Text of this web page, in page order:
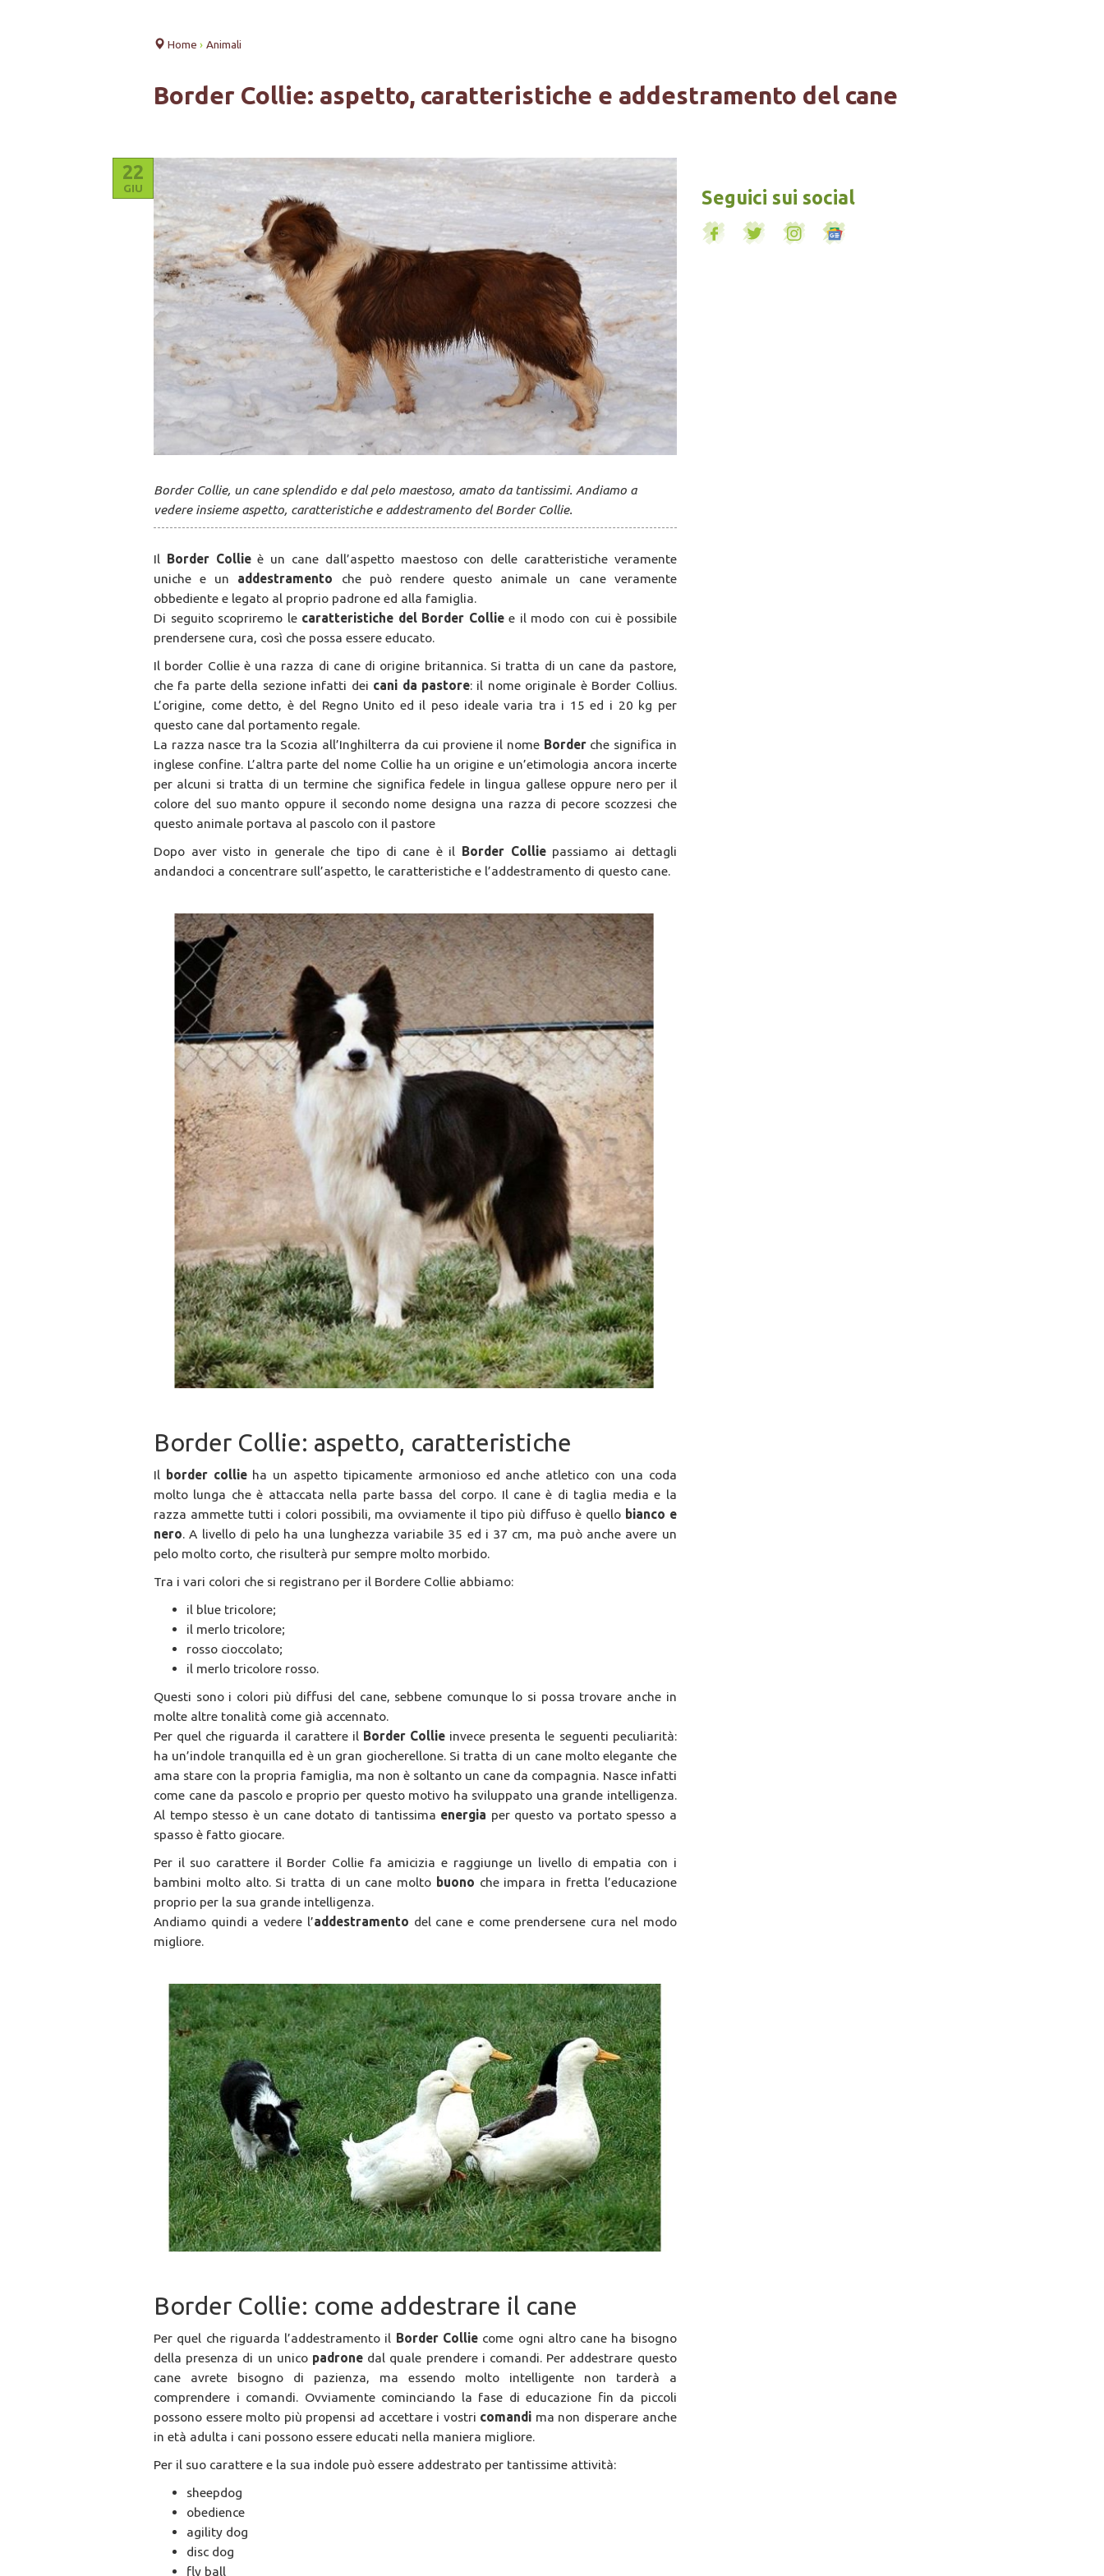
Home › Animali
Border Collie: aspetto, caratteristiche e addestramento del cane
22
GIU
Border Collie, un cane splendido e dal pelo maestoso, amato da tantissimi. Andiamo a
vedere insieme aspetto, caratteristiche e addestramento del Border Collie.
Il Border Collieè un cane dall’aspetto maestoso con delle caratteristiche veramente
uniche e un addestramento che può rendere questo animale un cane veramente
obbediente e legato al proprio padrone ed alla famiglia.
Di seguito scopriremo le caratteristiche del Border Colliee il modo con cui è possibile
prendersene cura, così che possa essere educato.
Il border Collie è una razza di cane di origine britannica. Si tratta di un cane da pastore,
che fa parte della sezione infatti dei cani da pastore: il nome originale è Border Collius.
L’origine, come detto, è del Regno Unito ed il peso ideale varia tra i 15 ed i 20 kg per
questo cane dal portamento regale.
La razza nasce tra la Scozia all’Inghilterra da cui proviene il nome Borderche significa in
inglese confine. L’altra parte del nome Collie ha un origine e un’etimologia ancora incerte
per alcuni si tratta di un termine che significa fedele in lingua gallese oppure nero per il
colore del suo manto oppure il secondo nome designa una razza di pecore scozzesi che
questo animale portava al pascolo con il pastore
Dopo aver visto in generale che tipo di cane è il Border Colliepassiamo ai dettagli
andandoci a concentrare sull’aspetto, le caratteristiche e l’addestramento di questo cane.
Border Collie: aspetto, caratteristiche
Il border collieha un aspetto tipicamente armonioso ed anche atletico con una coda
molto lunga che è attaccata nella parte bassa del corpo. Il cane è di taglia media e la
razza ammette tutti i colori possibili, ma ovviamente il tipo più diffuso è quello bianco e
nero. A livello di pelo ha una lunghezza variabile 35 ed i 37 cm, ma può anche avere un
pelo molto corto, che risulterà pur sempre molto morbido.
Tra i vari colori che si registrano per il Bordere Collie abbiamo:
il blue tricolore;
il merlo tricolore;
rosso cioccolato;
il merlo tricolore rosso.
Questi sono i colori più diffusi del cane, sebbene comunque lo si possa trovare anche in
molte altre tonalità come già accennato.
Per quel che riguarda il carattere il Border Collie invece presenta le seguenti peculiarità:
ha un’indole tranquilla ed è un gran giocherellone. Si tratta di un cane molto elegante che
ama stare con la propria famiglia, ma non è soltanto un cane da compagnia. Nasce infatti
come cane da pascolo e proprio per questo motivo ha sviluppato una grande intelligenza.
Al tempo stesso è un cane dotato di tantissima energia per questo va portato spesso a
spasso è fatto giocare.
Per il suo carattere il Border Collie fa amicizia e raggiunge un livello di empatia con i
bambini molto alto. Si tratta di un cane molto buono che impara in fretta l’educazione
proprio per la sua grande intelligenza.
Andiamo quindi a vedere l’addestramento del cane e come prendersene cura nel modo
migliore.
Border Collie: come addestrare il cane
Per quel che riguarda l’addestramento il Border Colliecome ogni altro cane ha bisogno
della presenza di un unico padrone dal quale prendere i comandi. Per addestrare questo
cane avrete bisogno di pazienza, ma essendo molto intelligente non tarderà a
comprendere i comandi. Ovviamente cominciando la fase di educazione fin da piccoli
possono essere molto più propensi ad accettare i vostri comandi ma non disperare anche
in età adulta i cani possono essere educati nella maniera migliore.
Per il suo carattere e la sua indole può essere addestrato per tantissime attività:
sheepdog
obedience
agility dog
disc dog
fly ball
Seguici sui social